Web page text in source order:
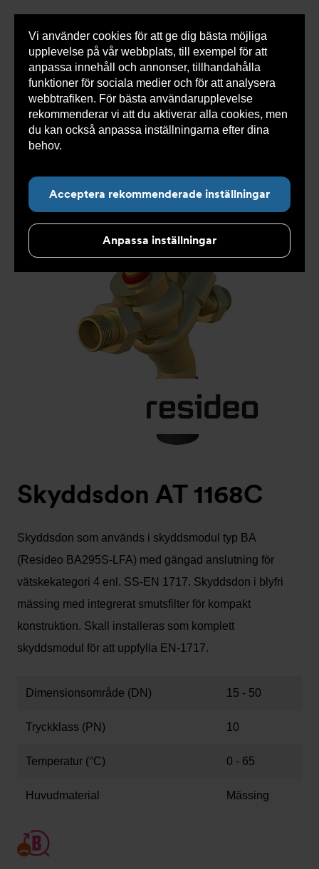
Vi använder cookies för att ge dig bästa möjliga
upplevelse på vår webbplats, till exempel för att
anpassa innehåll och annonser, tillhandahålla
funktioner för sociala medier och för att analysera
webbtrafiken. För bästa användarupplevelse
rekommenderar vi att du aktiverar alla cookies, men
du kan också anpassa inställningarna efter dina
behov.
Acceptera rekommenderade inställningar
Anpassa inställningar
0 varorSnabborder
Du
här:
Armatec > Produkter > Återströmning
>
Återströmningsskydd
> Vätskekategori 4
>
Skyddsdon AT 1168C
Skyddsdon AT 1168C
Skyddsdon som används i skyddsmodul typ BA
(Resideo BA295S-LFA) med gängad anslutning för
vätskekategori 4 enl. SS-EN 1717. Skyddsdon i blyfri
mässing med integrerat smutsfilter för kompakt
konstruktion. Skall installeras som komplett
skyddsmodul för att uppfylla EN-1717.
Dimensionsområde (DN) 15 - 50
Tryckklass (PN) 10
Temperatur (°C) 0 - 65
Huvudmaterial Mässing